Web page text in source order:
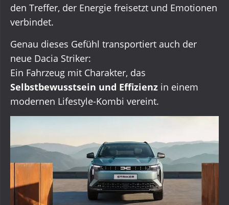
den Treffer, der Energie freisetzt und Emotionen
verbindet.
Genau dieses Gefühl transportiert auch der
neue Dacia Striker:
Ein Fahrzeug mit Charakter, das
Selbstbewusstsein und Effizienz in einem
modernen Lifestyle-Kombi vereint.